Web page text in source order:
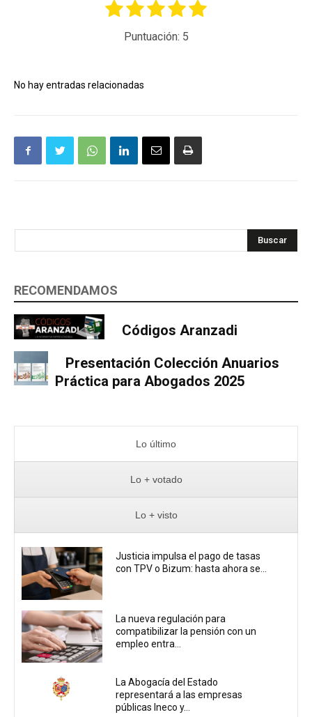
Puntuación: 5
No hay entradas relacionadas
Buscar
RECOMENDAMOS
Códigos Aranzadi
Presentación Colección Anuarios
Práctica para Abogados 2025
Lo último
Lo + votado
Lo + visto
Justicia impulsa el pago de tasas
con TPV o Bizum: hasta ahora se...
La nueva regulación para
compatibilizar la pensión con un
empleo entra...
La Abogacía del Estado
representará a las empresas
públicas Ineco y...